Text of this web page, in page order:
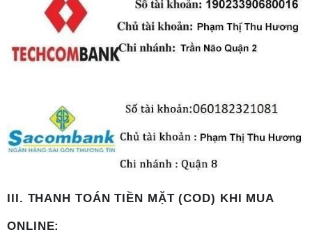
III. THANH TOÁN TIỀN MẶT (COD) KHI MUA
ONLINE: